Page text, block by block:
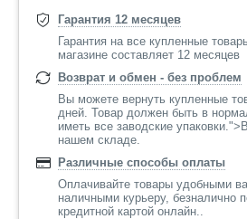
Гарантия 12 месяцев
Гарантия на все купленные
магазине составляет 12 месяцев
Возврат и обмен - без проблем
Вы можете вернуть купленные
дней. Товар должен быть в
иметь все заводские
нашем складе.
Различные способы оплаты
Оплачивайте товары удобными
наличными курьеру, безналично
кредитной картой онлайн..